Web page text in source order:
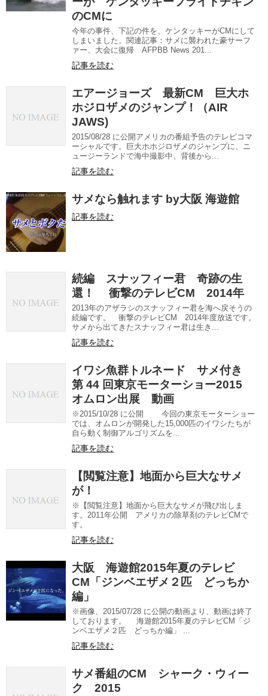
のCMに
今年の事件、下記の件を、ケンタッキーがCMにして
しまいました。関連記事：サメに襲われた豪サーフ
ァー、大会に復帰 AFPBB News 201...
記事を読む
エアージョーズ 最新CM 巨大ホ
ホジロザメのジャンプ！（AIR
JAWS)
2015/08/28 に公開アメリカの番組予告のテレビコマ
ーシャルです。巨大ホホジロザメのジャンプに、ニ
ュージーランドで海中撮影中、背後から...
記事を読む
サメなら触れます by大阪 海遊館
記事を読む
続編 スナッフィー君 奇跡の生
還！ 衝撃のテレビCM 2014年
2013年のアザラシのスナッフィー君を海へ戻そうの
続編です。 衝撃のテレビCM 2014年度放送です。
サメから出てきたスナッフィー君は生き...
記事を読む
イワシ魚群トルネード サメ付き
第 44 回東京モーターショー2015
オムロン出展 動画
※2015/10/28 に公開 今回の東京モーターショー
では、オムロンが開発した15,000匹のイワシたちが
自ら­動く制御アルゴリズムを...
記事を読む
【閲覧注意】地面から巨大なサメ
が！
※【閲覧注意】地面から巨大なサメが飛び出しま
す。2011年公開 アメリカの除草剤のテレビCMで
す。
記事を読む
大阪 海遊館2015年夏のテレビ
CM「ジンベエザメ２匹 どっちか
編」
※画像、2015/07/28 に公開の動画より、動画は終了
しております。 海遊館2015年夏のテレビCM「ジ
ンベエザメ２匹 どっちか編」 ...
記事を読む
サメ番組のCM シャーク・ウィー
ク 2015